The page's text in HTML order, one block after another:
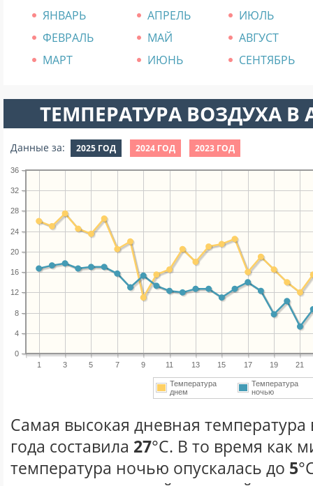
ЯНВАРЬ АПРЕЛЬ
ИЮЛЬ
ФЕВРАЛЬ
МАЙ
АВГУСТ
МАРТ
ИЮНЬ СЕНТЯБРЬ
ТЕМПЕРАТУРА ВОЗДУХА В
Данные за: 2025 ГОД 2024 ГОД 2023 ГОД
1 3 5 7 9 11 13 15 17 19 21
0
4
8
12
16
20
24
28
32
36
Температура
днем
Температура
ночью
Самая высокая дневная температура
года составила 27°С. В то время как
температура ночью опускалась до 5